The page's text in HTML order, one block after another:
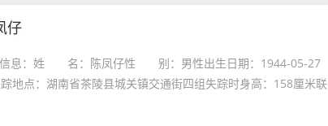
仔
信息：姓 名：陈凤仔性 别：男性出生日期：1944-05-27
地点：湖南省茶陵县城关镇交通街四组失踪时身高：158厘米联